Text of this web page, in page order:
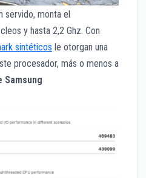
servido, monta el
y hasta 2,2 Ghz. Con
sintéticos le otorgan una
procesador, más o menos a
Samsung